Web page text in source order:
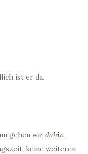
ist er da.
gehen wir dahin.
keine weiteren